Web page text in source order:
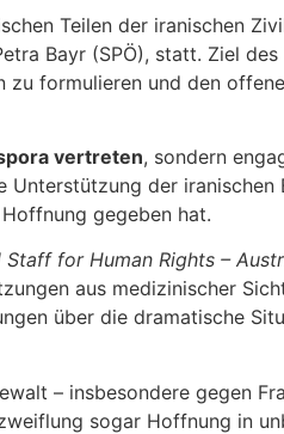
Teilen der iranischen
Bayr (SPÖ), statt. Ziel
formulieren und den
vertreten, sondern
Unterstützung der iranischen
gegeben hat.
Staff for Human Rights –
aus medizinischer
über die dramatische
– insbesondere gegen
sogar Hoffnung in